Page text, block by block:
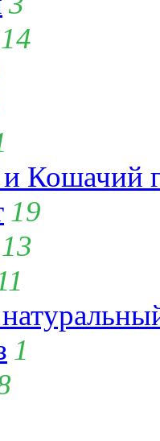
14
Кошачий
19
13
1